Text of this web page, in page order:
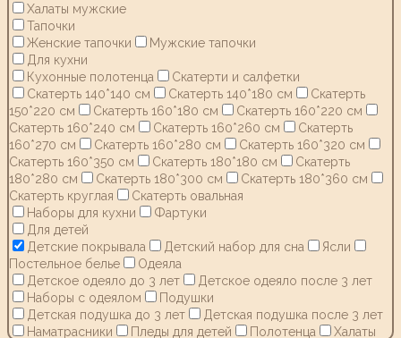
Халаты мужские
Тапочки
Женские тапочки
Мужские тапочки
Для кухни
Кухонные полотенца
Скатерти и салфетки
Скатерть 140*140 см
Скатерть 140*180 см
Скатерть
150*220 см
Скатерть 160*180 см
Скатерть 160*220 см
Скатерть 160*240 см
Скатерть 160*260 см
Скатерть
160*270 см
Скатерть 160*280 см
Скатерть 160*320 см
Скатерть 160*350 см
Скатерть 180*180 см
Скатерть
180*280 см
Скатерть 180*300 см
Скатерть 180*360 см
Скатерть круглая
Скатерть овальная
Наборы для кухни
Фартуки
Для детей
Детские покрывала
Детский набор для сна
Ясли
Постельное белье
Одеяла
Детское одеяло до 3 лет
Детское одеяло после 3 лет
Наборы с одеялом
Подушки
Детская подушка до 3 лет
Детская подушка после 3 лет
Наматрасники
Пледы для детей Полотенца
Халаты